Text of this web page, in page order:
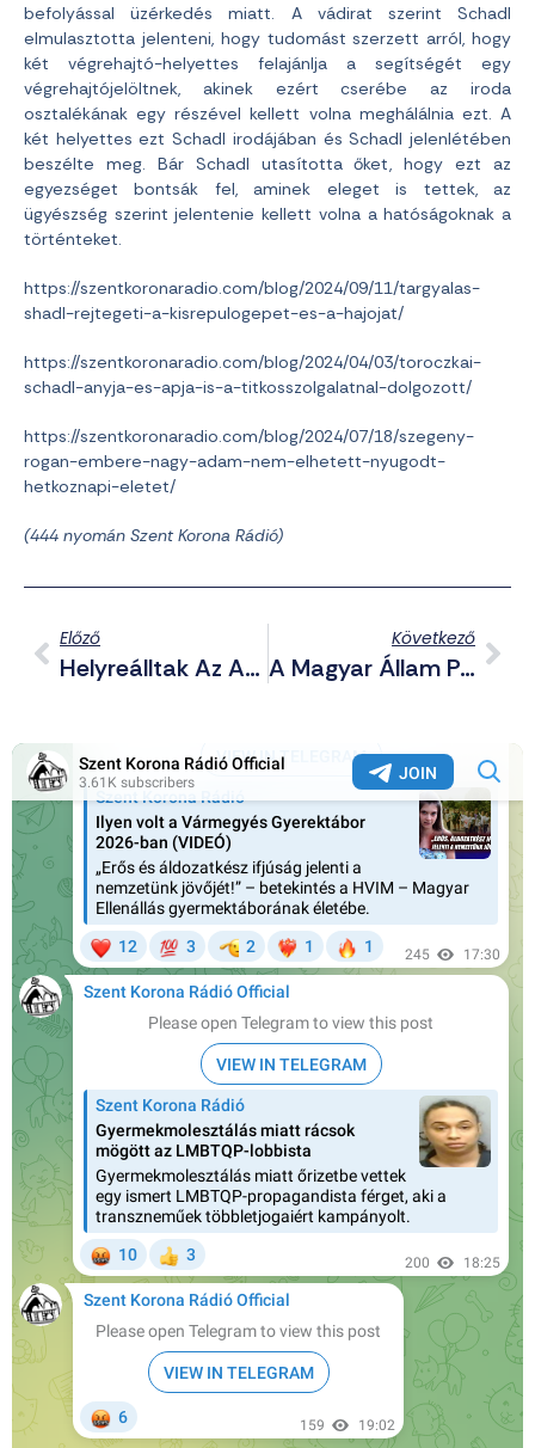
befolyással üzérkedés miatt. A vádirat szerint Schadl
elmulasztotta jelenteni, hogy tudomást szerzett arról, hogy
két végrehajtó-helyettes felajánlja a segítségét egy
végrehajtójelöltnek, akinek ezért cserébe az iroda
osztalékának egy részével kellett volna meghálálnia ezt. A
két helyettes ezt Schadl irodájában és Schadl jelenlétében
beszélte meg. Bár Schadl utasította őket, hogy ezt az
egyezséget bontsák fel, aminek eleget is tettek, az
ügyészség szerint jelentenie kellett volna a hatóságoknak a
történteket.
https://szentkoronaradio.com/blog/2024/09/11/targyalas-
shadl-rejtegeti-a-kisrepulogepet-es-a-hajojat/
https://szentkoronaradio.com/blog/2024/04/03/toroczkai-
schadl-anyja-es-apja-is-a-titkosszolgalatnal-dolgozott/
https://szentkoronaradio.com/blog/2024/07/18/szegeny-
rogan-embere-nagy-adam-nem-elhetett-nyugodt-
hetkoznapi-eletet/
(444 nyomán Szent Korona Rádió)
Előző
Helyreálltak Az Antifák Által Meggyalázott Sírok: A Betyársereg Azonnal Lépett
Következő
A Magyar Állam Pénzéből Építették Újra A Kijevi Iskolát